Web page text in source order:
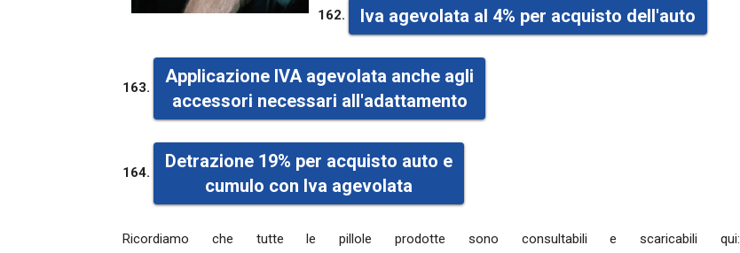
162. Iva agevolata al 4% per acquisto dell'auto
163.
Applicazione IVA agevolata anche agli
accessori necessari all'adattamento
164.
Detrazione 19% per acquisto auto e
cumulo con Iva agevolata
Ricordiamo che tutte le pillole prodotte sono consultabili e scaricabili qui: